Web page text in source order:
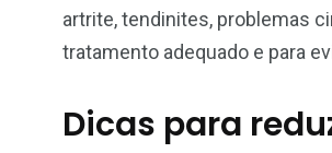
artrite, tendinites, problemas
tratamento adequado e para
Dicas para